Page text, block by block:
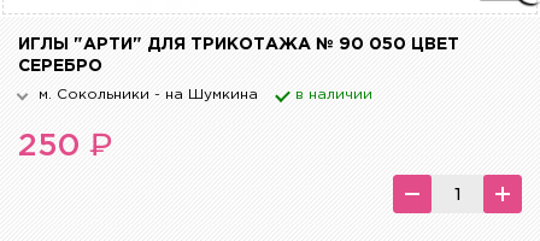
ИГЛЫ "АРТИ" ДЛЯ ТРИКОТАЖА № 90 050 ЦВЕТ
СЕРЕБРО
м. Сокольники - на Шумкина в наличии
250 ₽